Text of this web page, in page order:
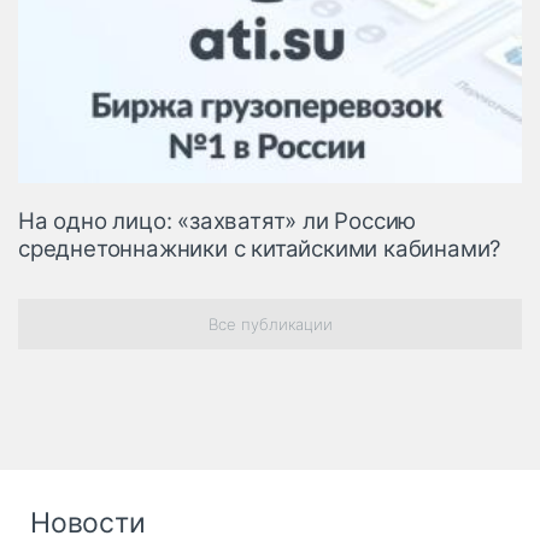
На одно лицо: «захватят» ли Россию
среднетоннажники с китайскими кабинами?
Все публикации
Новости